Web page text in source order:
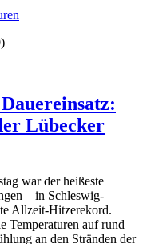
Lübecker
war der heißeste
– in Schleswig-
Allzeit-Hitzerekord.
Temperaturen auf rund
an den Stränden der